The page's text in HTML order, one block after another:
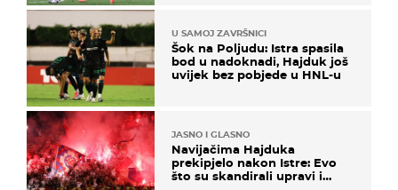
U SAMOJ ZAVRŠNICI
Šok na Poljudu: Istra spasila
bod u nadoknadi, Hajduk još
uvijek bez pobjede u HNL-u
JASNO I GLASNO
Navijačima Hajduka
prekipjelo nakon Istre: Evo
što su skandirali upravi i